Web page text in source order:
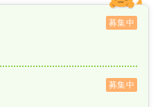
募集中
募集中